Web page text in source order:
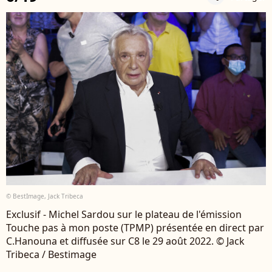
© BestImage, Jack Tribeca
Exclusif - Michel Sardou sur le plateau de l'émission
Touche pas à mon poste (TPMP) présentée en direct par
C.Hanouna et diffusée sur C8 le 29 août 2022. © Jack
Tribeca / Bestimage